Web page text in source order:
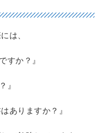
は、
すか？』
』
ありますか？』